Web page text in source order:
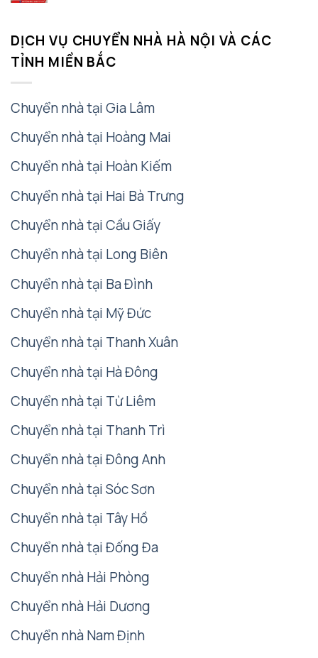
DỊCH VỤ CHUYỂN NHÀ HÀ NỘI VÀ CÁC
TỈNH MIỀN BẮC
Chuyển nhà tại Gia Lâm
Chuyển nhà tại Hoàng Mai
Chuyển nhà tại Hoàn Kiếm
Chuyển nhà tại Hai Bà Trưng
Chuyển nhà tại Cầu Giấy
Chuyển nhà tại Long Biên
Chuyển nhà tại Ba Đình
Chuyển nhà tại Mỹ Đức
Chuyển nhà tại Thanh Xuân
Chuyển nhà tại Hà Đông
Chuyển nhà tại Từ Liêm
Chuyển nhà tại Thanh Trì
Chuyển nhà tại Đông Anh
Chuyển nhà tại Sóc Sơn
Chuyển nhà tại Tây Hồ
Chuyển nhà tại Đống Đa
Chuyển nhà Hải Phòng
Chuyển nhà Hải Dương
Chuyển nhà Nam Định